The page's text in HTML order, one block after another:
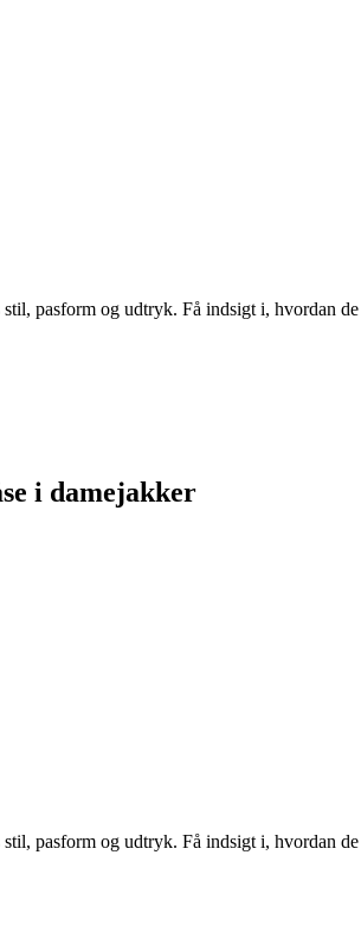
pasform og udtryk. Få indsigt i, hvordan
i damejakker
pasform og udtryk. Få indsigt i, hvordan